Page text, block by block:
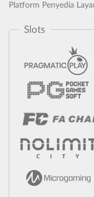
Platform Penyedia
Slots